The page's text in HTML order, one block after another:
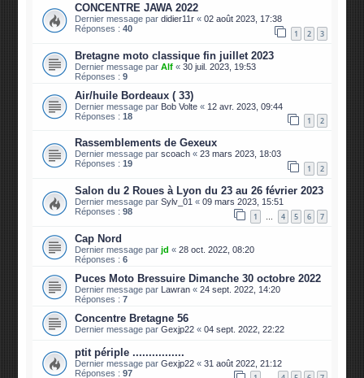
CONCENTRE JAWA 2022
Dernier message pardidier11r «02 août 2023, 17:38
Réponses :40 1 2 3
Bretagne moto classique fin juillet 2023
Dernier message parAlf «30 juil. 2023, 19:53
Réponses :9
Air/huile Bordeaux ( 33)
Dernier message par Bob Volte « 12 avr. 2023, 09:44
Réponses :18 1 2
Rassemblements de Gexeux
Dernier message parscoach «23 mars 2023, 18:03
Réponses :19 1 2
Salon du 2 Roues à Lyon du 23 au 26 février 2023
Dernier message parSylv_01 «09 mars 2023, 15:51
Réponses :98 1 4 5 6 7
Cap Nord
Dernier message parjd «28 oct. 2022, 08:20
Réponses :6
Puces Moto Bressuire Dimanche 30 octobre 2022
Dernier message par Lawran «24 sept. 2022, 14:20
Réponses :7
Concentre Bretagne 56
Dernier message parGexjp22 «04 sept. 2022, 22:22
ptit périple ................
Dernier message parGexjp22 «31 août 2022, 21:12
Réponses :97